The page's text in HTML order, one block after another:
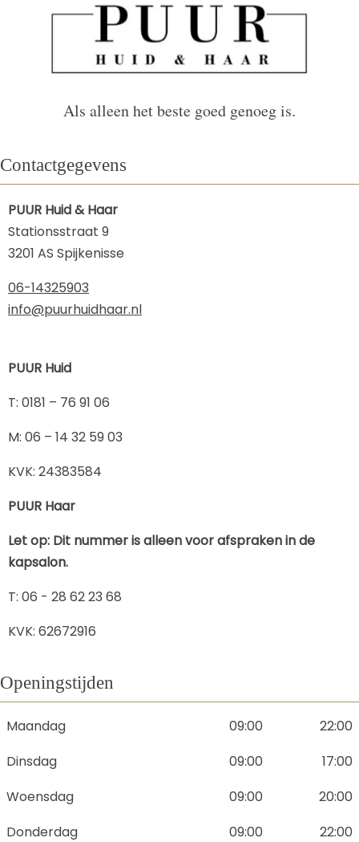
Als alleen het beste goed genoeg is.
Contactgegevens
PUUR Huid & Haar
Stationsstraat 9
3201 AS Spijkenisse
06-14325903
info@puurhuidhaar.nl
PUUR Huid
​T: 0181 – 76 91 06
​M: 06 – 14 32 59 03
KVK: 24383584
PUUR Haar
Let op: Dit nummer is alleen voor afspraken in de
kapsalon.
T: 06 - 28 62 23 68
KVK: 62672916
Openingstijden
Maandag 09:00
22:00
Dinsdag
09:00
17:00
Woensdag
09:00
20:00
Donderdag
09:00
22:00